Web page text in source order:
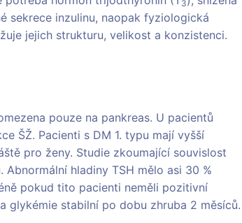
3
sekrece inzulinu, naopak fyziologická
jejich strukturu, velikost a konzistenci.
pouze na pankreas. U pacientů
ŠŽ. Pacienti s DM 1. typu mají vyšší
pro ženy. Studie zkoumající souvislost
hladiny TSH mělo asi 30 %
pokud tito pacienti neměli pozitivní
glykémie stabilní po dobu zhruba 2 měsíců.